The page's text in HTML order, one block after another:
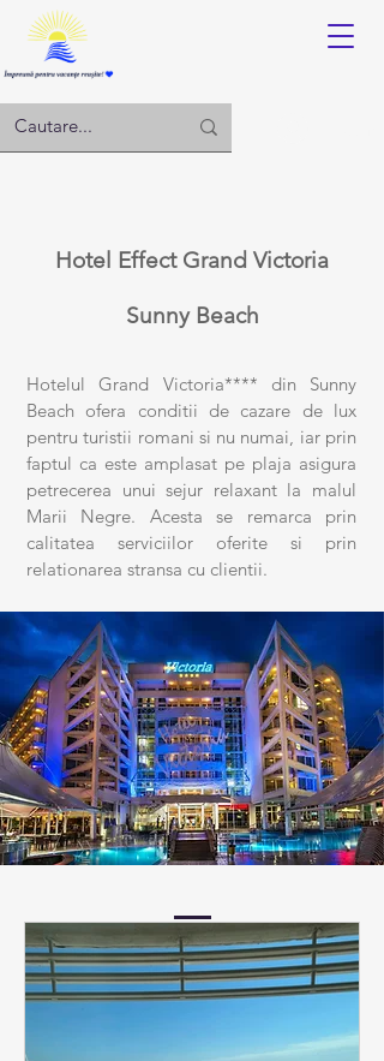
Hotel Effect Grand Victoria
Sunny Beach
Hotelul Grand Victoria**** din Sunny
Beach ofera conditii de cazare de lux
pentru turistii romani si nu numai, iar prin
faptul ca este amplasat pe plaja asigura
petrecerea unui sejur relaxant la malul
Marii Negre. Acesta se remarca prin
calitatea serviciilor oferite si prin
relationarea stransa cu clientii.